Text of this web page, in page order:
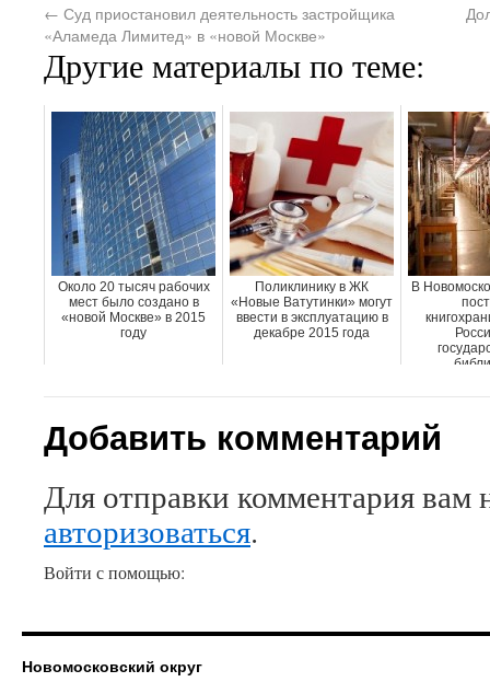
← Суд приостановил деятельность застройщика
«Аламеда Лимитед» в «новой Москве»
Другие материалы по теме:
Около 20 тысяч рабочих
мест было создано в
«новой Москве» в 2015
году
Поликлинику в ЖК
«Новые Ватутинки» могут
ввести в эксплуатацию в
декабре 2015 года
В
Добавить комментарий
Для отправки комментария вам
авторизоваться.
Войти с помощью:
Новомосковский округ